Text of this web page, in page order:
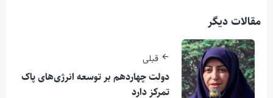
مقالات دیگر
قبلی
دولت چهاردهم بر توسعه انرژی‌های پاک
تمرکز دارد